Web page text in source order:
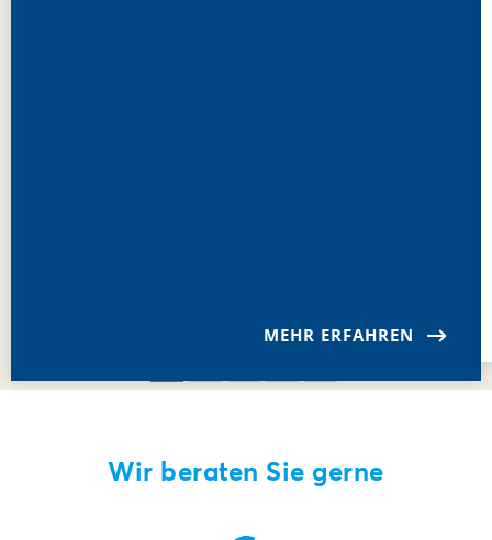
MEHR ERFAHREN
Wir beraten Sie gerne